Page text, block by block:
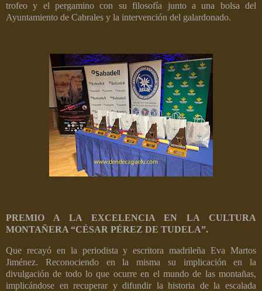
trofeo y el pergamino con su filosofía junto a una bolsa del
Ayuntamiento de Cabrales y la intervención del galardonado.
PREMIO A LA EXCELENCIA EN LA CULTURA
MONTAÑERA “CÉSAR PÉREZ DE TUDELA”.
Que recayó en la periodista y escritora madrileña Eva Martos
Jiménez. Reconociendo en la misma su implicación en la
divulgación de todo lo que ocurre en el mundo de las montañas,
implicándose en recuperar y difundir la historia de la escalada